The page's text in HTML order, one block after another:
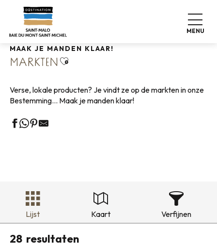
contenu
MENU
Home Wonen zoals thuis Markten
MAAK JE MANDEN KLAAR!
MARKTEN Ajouter aux favoris
Verse, lokale producten? Je vindt ze op de markten in onze
Bestemming… Maak je manden klaar!
Lijst Kaart Verfijnen
28 resultaten